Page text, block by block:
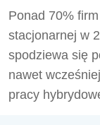
Ponad 70%
stacjonarnej w
spodziewa się
nawet
pracy